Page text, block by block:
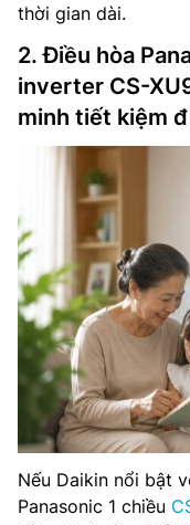
thời gian dài.
2. Điều hòa
inverter CS-
minh tiết kiệm
Nếu Daikin nổi bật
Panasonic 1 chiều